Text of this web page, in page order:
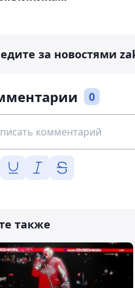
за новостями
0
также